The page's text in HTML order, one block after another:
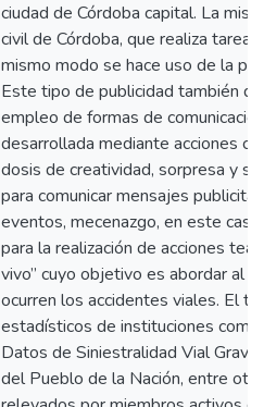
ciudad de Córdoba capital. La
civil de Córdoba, que realiza
mismo modo se hace uso de la
Este tipo de publicidad también
empleo de formas de
desarrollada mediante acciones
dosis de creatividad, sorpresa y
para comunicar mensajes
eventos, mecenazgo, en este
para la realización de acciones
vivo” cuyo objetivo es abordar al
ocurren los accidentes viales. El
estadísticos de instituciones como
Datos de Siniestralidad Vial
del Pueblo de la Nación, entre